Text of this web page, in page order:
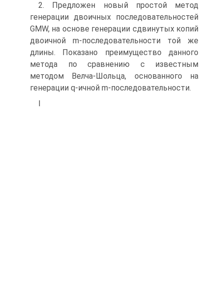
2. Предложен новый простой метод
генерации двоичных последовательностей
GMW, на основе генерации сдвинутых копий
двоичной m-последовательности той же
длины. Показано преимущество данного
метода по сравнению с известным
методом Велча-Шольца, основанного на
генерации q-ичной m-последовательности.
І